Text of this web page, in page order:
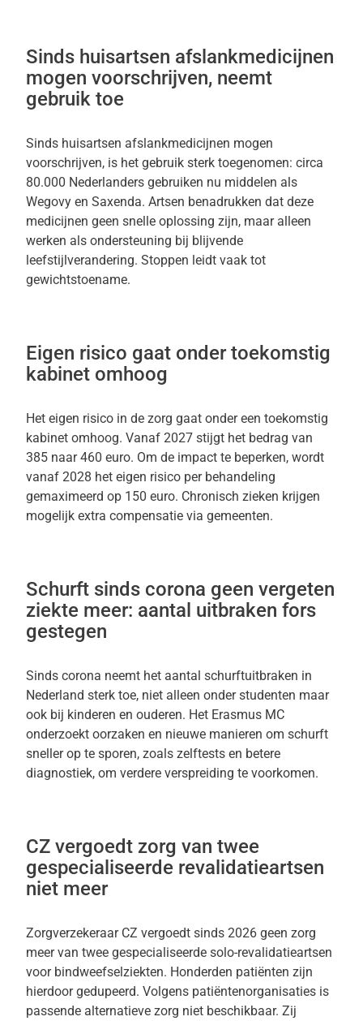
Sinds huisartsen afslankmedicijnen
mogen voorschrijven, neemt
gebruik toe
Sinds huisartsen afslankmedicijnen mogen
voorschrijven, is het gebruik sterk toegenomen: circa
80.000 Nederlanders gebruiken nu middelen als
Wegovy en Saxenda. Artsen benadrukken dat deze
medicijnen geen snelle oplossing zijn, maar alleen
werken als ondersteuning bij blijvende
leefstijlverandering. Stoppen leidt vaak tot
gewichtstoename.
Eigen risico gaat onder toekomstig
kabinet omhoog
Het eigen risico in de zorg gaat onder een toekomstig
kabinet omhoog. Vanaf 2027 stijgt het bedrag van
385 naar 460 euro. Om de impact te beperken, wordt
vanaf 2028 het eigen risico per behandeling
gemaximeerd op 150 euro. Chronisch zieken krijgen
mogelijk extra compensatie via gemeenten.
Schurft sinds corona geen vergeten
ziekte meer: aantal uitbraken fors
gestegen
Sinds corona neemt het aantal schurftuitbraken in
Nederland sterk toe, niet alleen onder studenten maar
ook bij kinderen en ouderen. Het Erasmus MC
onderzoekt oorzaken en nieuwe manieren om schurft
sneller op te sporen, zoals zelftests en betere
diagnostiek, om verdere verspreiding te voorkomen.
CZ vergoedt zorg van twee
gespecialiseerde revalidatieartsen
niet meer
Zorgverzekeraar CZ vergoedt sinds 2026 geen zorg
meer van twee gespecialiseerde solo-revalidatieartsen
voor bindweefselziekten. Honderden patiënten zijn
hierdoor gedupeerd. Volgens patiëntenorganisaties is
passende alternatieve zorg niet beschikbaar. Zij